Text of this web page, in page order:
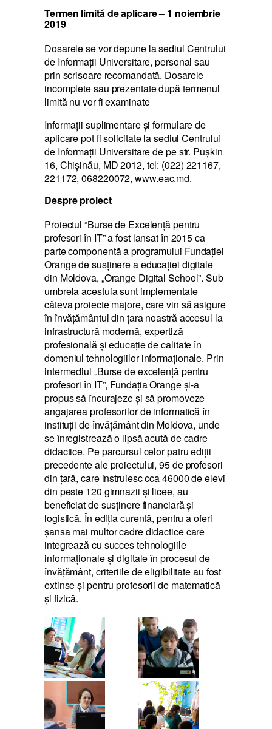
Termen limită de aplicare – 1 noiembrie
2019
Dosarele se vor depune la sediul Centrului
de Informaţii Universitare, personal sau
prin scrisoare recomandată. Dosarele
incomplete sau prezentate după termenul
limită nu vor fi examinate
Informaţii suplimentare şi formulare de
aplicare pot fi solicitate la sediul Centrului
de Informaţii Universitare de pe str. Puşkin
16, Chişinău, MD 2012, tel: (022) 221167,
221172, 068220072,www.eac.md.
Despre proiect
Proiectul “Burse de Excelență pentru
profesori în IT” a fost lansat în 2015 ca
parte componentă a programului Fundaţiei
Orange de susţinere a educaţiei digitale
din Moldova, „Orange Digital School”. Sub
umbrela acestuia sunt implementate
câteva proiecte majore, care vin să asigure
în învăţământul din ţara noastră accesul la
infrastructură modernă, expertiză
profesională şi educaţie de calitate în
domeniul tehnologiilor informaţionale. Prin
intermediul „Burse de excelenţă pentru
profesori în IT”, Fundaţia Orange şi-a
propus să încurajeze şi să promoveze
angajarea profesorilor de informatică în
instituţii de învăţământ din Moldova, unde
se înregistrează o lipsă acută de cadre
didactice. Pe parcursul celor patru ediții
precedente ale proiectului, 95 de profesori
din țară, care instruiesc cca 46000 de elevi
din peste 120 gimnazii și licee, au
beneficiat de susținere financiară și
logistică. În ediția curentă, pentru a oferi
șansa mai multor cadre didactice care
integrează cu succes tehnologiile
informaționale și digitale în procesul de
învățământ, criteriile de eligibilitate au fost
extinse și pentru profesorii de matematică
și fizică.